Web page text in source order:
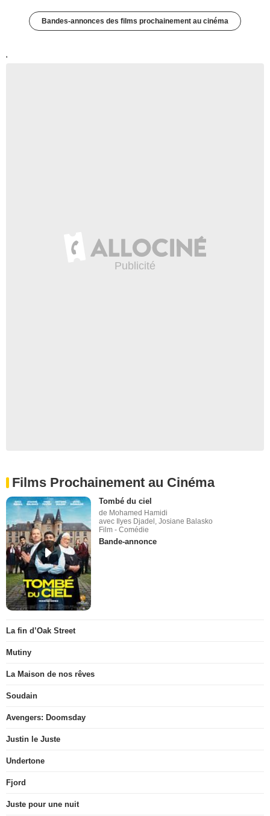
Bandes-annonces des films prochainement au cinéma
'
Films Prochainement au Cinéma
Tombé du ciel
de Mohamed Hamidi
avec Ilyes Djadel, Josiane Balasko
Film - Comédie
Bande-annonce
La fin d’Oak Street
Mutiny
La Maison de nos rêves
Soudain
Avengers: Doomsday
Justin le Juste
Undertone
Fjord
Juste pour une nuit